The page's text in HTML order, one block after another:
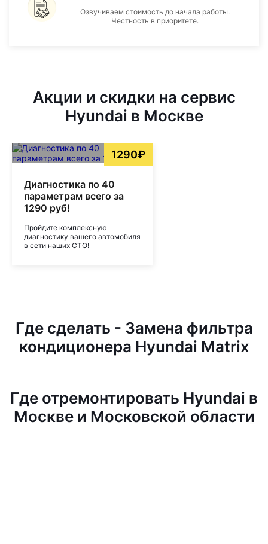
Озвучиваем стоимость до начала работы.
Честность в приоритете.
Акции и скидки на сервис
Hyundai в Москве
1290₽
Диагностика по 40
параметрам всего за
1290 руб!
Пройдите комплексную
диагностику вашего автомобиля
в сети наших СТО!
Где сделать - Замена фильтра
кондиционера Hyundai Matrix
Где отремонтировать Hyundai в
Москве и Московской области